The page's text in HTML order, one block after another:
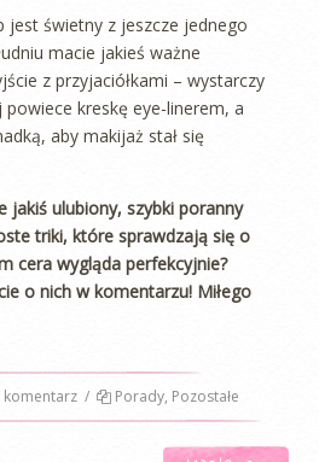
jest świetny z jeszcze jednego
macie jakieś ważne
z przyjaciółkami – wystarczy
kreskę eye-linerem, a
aby makijaż stał się
jakiś ulubiony, szybki poranny
triki, które sprawdzają się o
cera wygląda perfekcyjnie?
o nich w komentarzu! Miłego
komentarz / Porady, Pozostałe